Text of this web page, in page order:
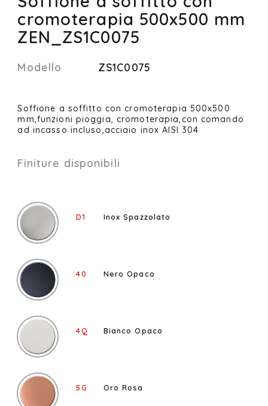
cromoterapia 500x500 mm
ZEN_ZS1C0075
Modello ZS1C0075
Soffione a soffitto con cromoterapia 500x500
mm,funzioni pioggia, cromoterapia,con comando
ad incasso incluso,acciaio inox AISI 304
Finiture disponibili
D1 Inox Spazzolato
40 Nero Opaco
4Q Bianco Opaco
5G Oro Rosa